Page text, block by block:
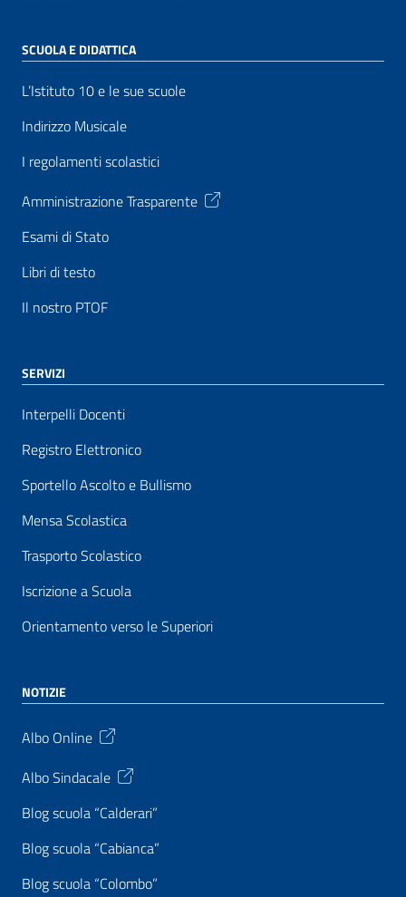
SCUOLA E DIDATTICA
L’Istituto 10 e le sue scuole
Indirizzo Musicale
I regolamenti scolastici
Amministrazione Trasparente
Esami di Stato
Libri di testo
Il nostro PTOF
SERVIZI
Interpelli Docenti
Registro Elettronico
Sportello Ascolto e Bullismo
Mensa Scolastica
Trasporto Scolastico
Iscrizione a Scuola
Orientamento verso le Superiori
NOTIZIE
Albo Online
Albo Sindacale
Blog scuola “Calderari”
Blog scuola “Cabianca”
Blog scuola “Colombo”